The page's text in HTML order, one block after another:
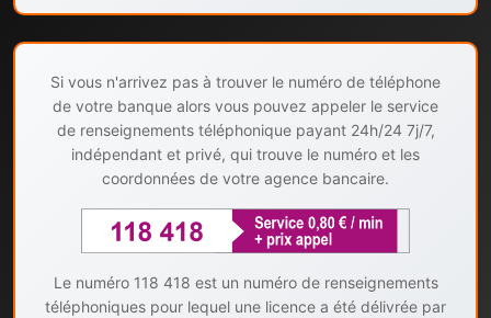
Si vous n'arrivez pas à trouver le numéro de téléphone
de votre banque alors vous pouvez appeler le service
de renseignements téléphonique payant 24h/24 7j/7,
indépendant et privé, qui trouve le numéro et les
coordonnées de votre agence bancaire.
Le numéro 118 418 est un numéro de renseignements
téléphoniques pour lequel une licence a été délivrée par